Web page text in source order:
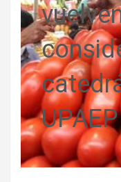
UPAEP